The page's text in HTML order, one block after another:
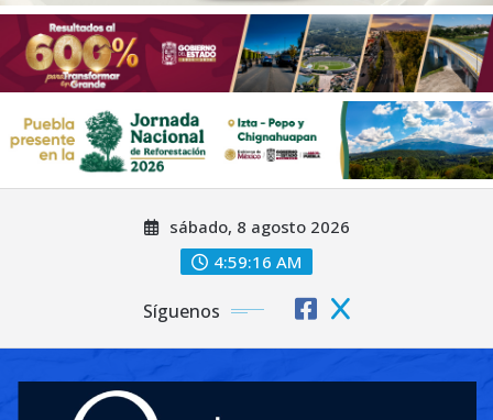
sábado, 8 agosto 2026
4:59:18 AM
Síguenos